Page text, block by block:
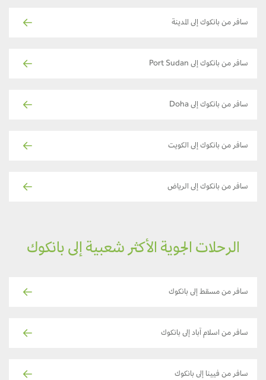
سافر من بانكوك إلى المدينة
سافر من بانكوك إلى Port Sudan
سافر من بانكوك إلى Doha
سافر من بانكوك إلى الكويت
سافر من بانكوك إلى الرياض
الرحلات الجوية الأكثر شعبية إلى بانكوك
سافر من مسقط إلى بانكوك
سافر من اسلام آباد إلى بانكوك
سافر من فيينا إلى بانكوك